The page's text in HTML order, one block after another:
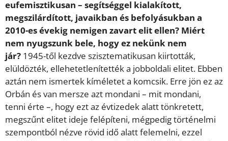
eufemisztikusan – segítséggel kialakított,
megszilárdított, javaikban és befolyásukban a
2010-es évekig nemigen zavart elit ellen? Miért
nem nyugszunk bele, hogy ez nekünk nem
jár? 1945-től kezdve szisztematikusan kiirtották,
elüldözték, ellehetetlenítették a jobboldali elitet. Ebben
aztán nem ismertek kíméletet a komcsik. Erre jön ez az
Orbán és van mersze azt mondani – mit mondani,
tenni érte –, hogy ezt az évtizedek alatt tönkretett,
megszűnt elitet ideje felépíteni, mégpedig történelmi
szempontból nézve rövid idő alatt felemelni, ezzel